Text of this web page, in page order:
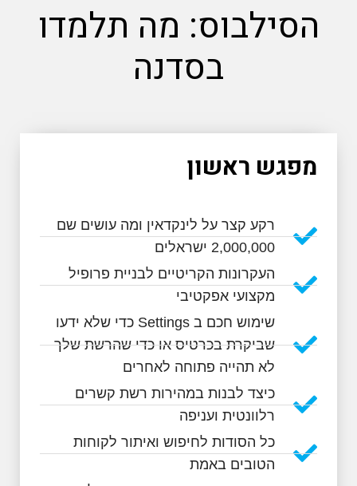
הסילבוס: מה תלמדו
בסדנה
מפגש ראשון
רקע קצר על לינקדאין ומה עושים שם
2,000,000 ישראלים
העקרונות הקריטיים לבניית פרופיל
מקצועי אפקטיבי
שימוש חכם ב Settings כדי שלא ידעו
שביקרת בכרטיס או כדי שהרשת שלך
לא תהייה פתוחה לאחרים
כיצד לבנות במהירות רשת קשרים
רלוונטית ועניפה
כל הסודות לחיפוש ואיתור לקוחות
הטובים באמת